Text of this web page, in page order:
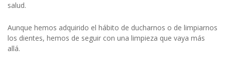
salud.
Aunque hemos adquirido el hábito de ducharnos o de limpiarnos
los dientes, hemos de seguir con una limpieza que vaya más
allá.